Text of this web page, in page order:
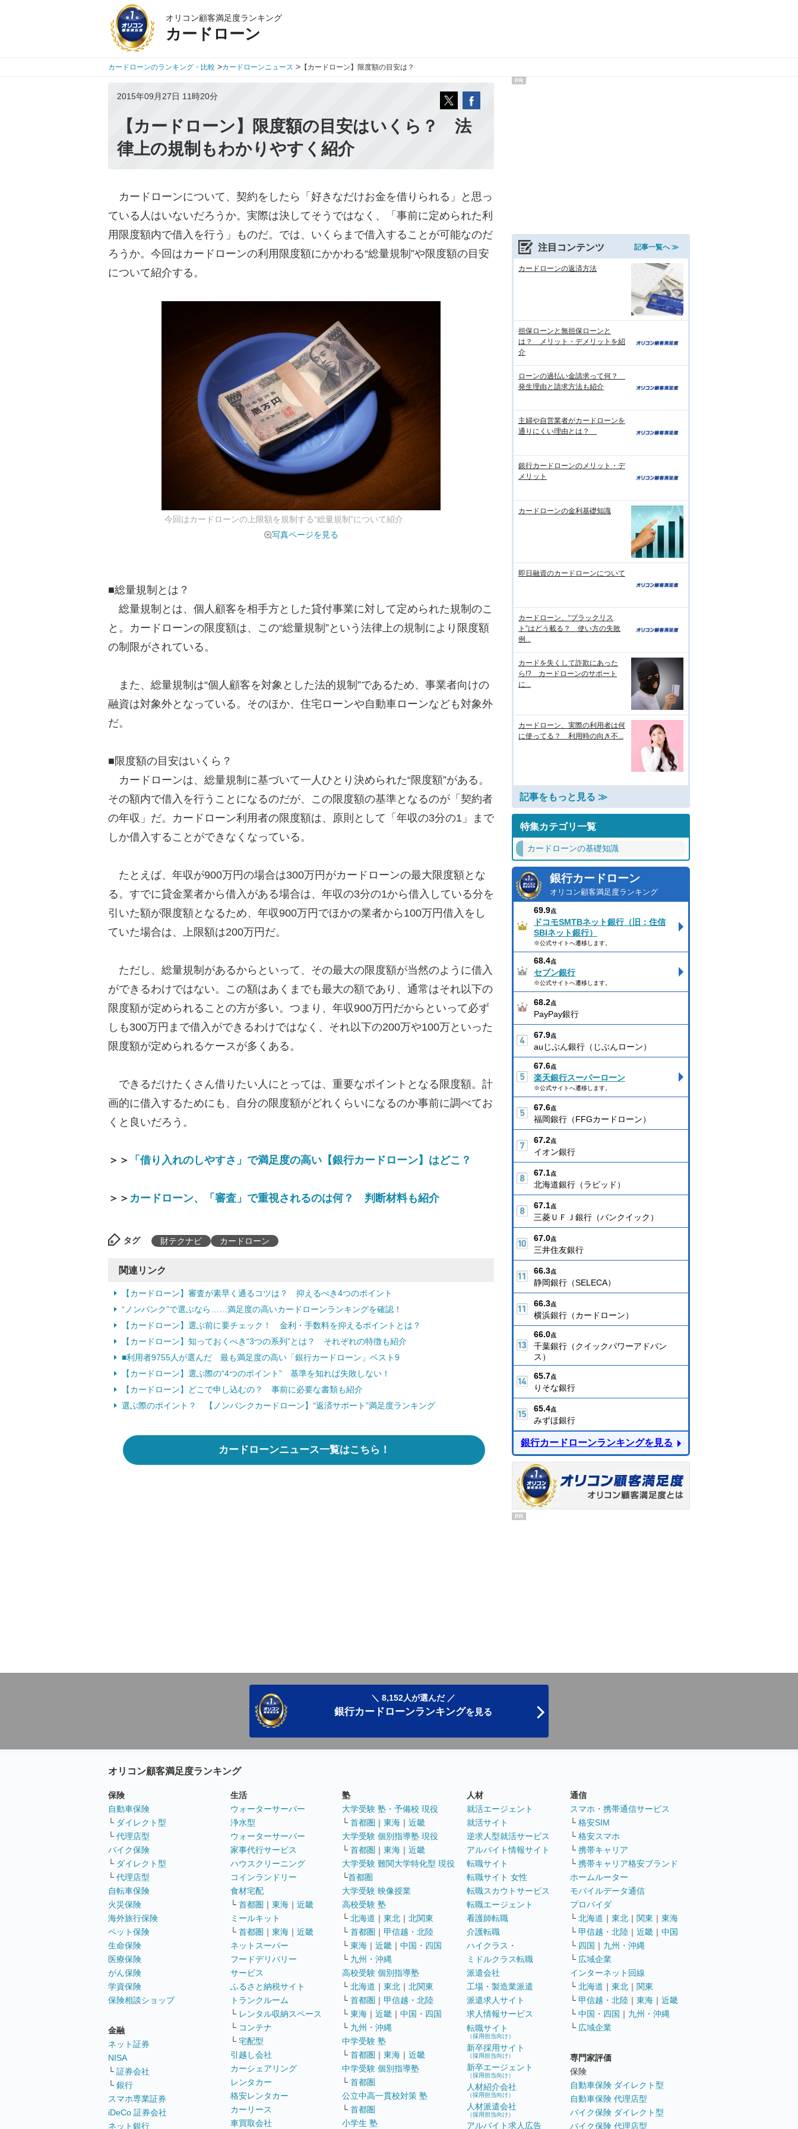
オリコン顧客満足度ランキング
カードローン
カードローンのランキング・比較 >カードローンニュース > 【カードローン】限度額の目安は？
2015年09月27日 11時20分
【カードローン】限度額の目安はいくら？ 法
律上の規制もわかりやすく紹介
カードローンについて、契約をしたら「好きなだけお金を借りられる」と思っ
ている人はいないだろうか。実際は決してそうではなく、「事前に定められた利
用限度額内で借入を行う」ものだ。では、いくらまで借入することが可能なのだ
ろうか。今回はカードローンの利用限度額にかかわる“総量規制”や限度額の目安
について紹介する。
今回はカードローンの上限額を規制する“総量規制”について紹介
写真ページを見る
■総量規制とは？
総量規制とは、個人顧客を相手方とした貸付事業に対して定められた規制のこ
と。カードローンの限度額は、この“総量規制”という法律上の規制により限度額
の制限がされている。
また、総量規制は“個人顧客を対象とした法的規制”であるため、事業者向けの
融資は対象外となっている。そのほか、住宅ローンや自動車ローンなども対象外
だ。
■限度額の目安はいくら？
カードローンは、総量規制に基づいて一人ひとり決められた“限度額”がある。
その額内で借入を行うことになるのだが、この限度額の基準となるのが「契約者
の年収」だ。カードローン利用者の限度額は、原則として「年収の3分の1」まで
しか借入することができなくなっている。
たとえば、年収が900万円の場合は300万円がカードローンの最大限度額とな
る。すでに貸金業者から借入がある場合は、年収の3分の1から借入している分を
引いた額が限度額となるため、年収900万円でほかの業者から100万円借入をし
ていた場合は、上限額は200万円だ。
ただし、総量規制があるからといって、その最大の限度額が当然のように借入
ができるわけではない。この額はあくまでも最大の額であり、通常はそれ以下の
限度額が定められることの方が多い。つまり、年収900万円だからといって必ず
しも300万円まで借入ができるわけではなく、それ以下の200万や100万といった
限度額が定められるケースが多くある。
できるだけたくさん借りたい人にとっては、重要なポイントとなる限度額。計
画的に借入するためにも、自分の限度額がどれくらいになるのか事前に調べてお
くと良いだろう。
＞＞ 「借り入れのしやすさ」で満足度の高い【銀行カードローン】はどこ？
＞＞ カードローン、「審査」で重視されるのは何？ 判断材料も紹介
タグ 財テクナビ カードローン
関連リンク
【カードローン】審査が素早く通るコツは？ 抑えるべき4つのポイント
“ノンバンク”で選ぶなら……満足度の高いカードローンランキングを確認！
【カードローン】選ぶ前に要チェック！ 金利・手数料を抑えるポイントとは？
【カードローン】知っておくべき“3つの系列”とは？ それぞれの特徴も紹介
■利用者9755人が選んだ 最も満足度の高い「銀行カードローン」ベスト9
【カードローン】選ぶ際の“4つのポイント” 基準を知れば失敗しない！
【カードローン】どこで申し込むの？ 事前に必要な書類も紹介
選ぶ際のポイント？ 【ノンバンクカードローン】“返済サポート”満足度ランキング
カードローンニュース一覧はこちら！
PR
注目コンテンツ 記事一覧へ ≫
カードローンの返済方法
担保ローンと無担保ローンと
は？ メリット・デメリットを紹
介
ローンの過払い金請求って何？
発生理由と請求方法も紹介
主婦や自営業者がカードローンを
通りにくい理由とは？
銀行カードローンのメリット・デ
メリット
カードローンの金利基礎知識
即日融資のカードローンについて
カードローン、“ブラックリス
ト”はどう載る？ 使い方の失敗
例...
カードを失くして詐欺にあった
ら!? カードローンのサポート
に...
カードローン、実際の利用者は何
に使ってる？ 利用時の向き不...
記事をもっと見る ≫
特集カテゴリ一覧
カードローンの基礎知識
銀行カードローン
オリコン顧客満足度ランキング
69.9点
ドコモSMTBネット銀行（旧：住信
SBIネット銀行）
※公式サイトへ遷移します。
68.4点
セブン銀行
※公式サイトへ遷移します。
68.2点
PayPay銀行
67.9点
auじぶん銀行（じぶんローン）
67.6点
楽天銀行スーパーローン
※公式サイトへ遷移します。
67.6点
福岡銀行（FFGカードローン）
67.2点
イオン銀行
67.1点
北海道銀行（ラピッド）
67.1点
三菱ＵＦＪ銀行（バンクイック）
67.0点
三井住友銀行
66.3点
静岡銀行（SELECA）
66.3点
横浜銀行（カードローン）
66.0点
千葉銀行（クイックパワーアドバン
ス）
65.7点
りそな銀行
65.4点
みずほ銀行
銀行カードローンランキングを見る
PR
＼ 8,152人が選んだ ／
銀行カードローンランキングを見る
オリコン顧客満足度ランキング
保険
自動車保険
└ ダイレクト型
└ 代理店型
バイク保険
└ ダイレクト型
└ 代理店型
自転車保険
火災保険
海外旅行保険
ペット保険
生命保険
医療保険
がん保険
学資保険
保険相談ショップ
金融
ネット証券
NISA
└ 証券会社
└ 銀行
スマホ専業証券
iDeCo 証券会社
ネット銀行
生活
ウォーターサーバー
浄水型
ウォーターサーバー
家事代行サービス
ハウスクリーニング
コインランドリー
食材宅配
└ 首都圏 ｜ 東海 ｜ 近畿
ミールキット
└ 首都圏 ｜ 東海 ｜ 近畿
ネットスーパー
フードデリバリー
サービス
ふるさと納税サイト
トランクルーム
└ レンタル収納スペース
└ コンテナ
└ 宅配型
引越し会社
カーシェアリング
レンタカー
格安レンタカー
カーリース
車買取会社
塾
大学受験 塾・予備校 現役
└ 首都圏 ｜ 東海 ｜ 近畿
大学受験 個別指導塾 現役
└ 首都圏 ｜ 東海 ｜ 近畿
大学受験 難関大学特化型 現役
└首都圏
大学受験 映像授業
高校受験 塾
└ 北海道 ｜ 東北 ｜ 北関東
└ 首都圏 ｜ 甲信越・北陸
└ 東海 ｜ 近畿 ｜ 中国・四国
└ 九州・沖縄
高校受験 個別指導塾
└ 北海道 ｜ 東北 ｜ 北関東
└ 首都圏 ｜ 甲信越・北陸
└ 東海 ｜ 近畿 ｜ 中国・四国
└ 九州・沖縄
中学受験 塾
└ 首都圏 ｜ 東海 ｜ 近畿
中学受験 個別指導塾
└ 首都圏
公立中高一貫校対策 塾
└ 首都圏
小学生 塾
人材
就活エージェント
就活サイト
逆求人型就活サービス
アルバイト情報サイト
転職サイト
転職サイト 女性
転職スカウトサービス
転職エージェント
看護師転職
介護転職
ハイクラス・
ミドルクラス転職
派遣会社
工場・製造業派遣
派遣求人サイト
求人情報サービス
転職サイト
（採用担当向け）
新卒採用サイト
（採用担当向け）
新卒エージェント
（採用担当向け）
人材紹介会社
（採用担当向け）
人材派遣会社
（採用担当向け）
アルバイト求人広告
通信
スマホ・携帯通信サービス
└ 格安SIM
└ 格安スマホ
└ 携帯キャリア
└ 携帯キャリア格安ブランド
ホームルーター
モバイルデータ通信
プロバイダ
└ 北海道 ｜ 東北 ｜ 関東 ｜ 東海
└ 甲信越・北陸 ｜ 近畿 ｜ 中国
└ 四国 ｜ 九州・沖縄
└ 広域企業
インターネット回線
└ 北海道 ｜ 東北 ｜ 関東
└ 甲信越・北陸 ｜ 東海 ｜ 近畿
└ 中国・四国 ｜ 九州・沖縄
└ 広域企業
専門家評価
保険
自動車保険 ダイレクト型
自動車保険 代理店型
バイク保険 ダイレクト型
バイク保険 代理店型